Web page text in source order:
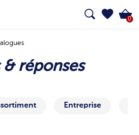
0
réponses
Entreprise